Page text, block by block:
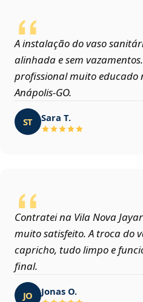
A instalação do vaso
alinhada e sem
profissional muito educado
Anápolis‑GO.
ST Sara T.
Contratei na Vila Nova
muito satisfeito. A troca do
capricho, tudo limpo e
final.
JO Jonas O.